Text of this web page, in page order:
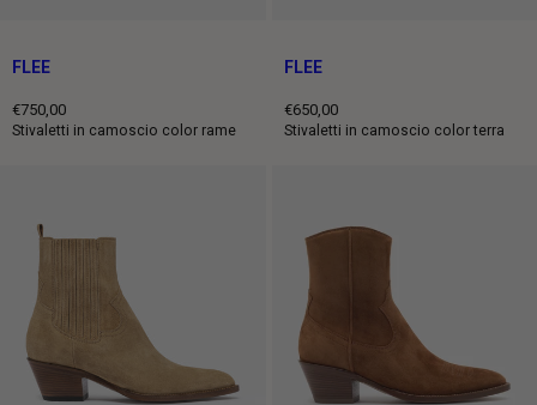
FLEE
€750,00
Prezzo
Stivaletti in camoscio color rame
FLEE
€650,00
Prezzo
Stivaletti in camoscio color terra